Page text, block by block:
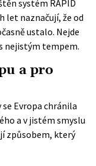
systém RAPID
let naznačují, že od
ustalo. Nejde
nejistým tempem.
a pro
Evropa chránila
a v jistém smyslu
způsobem, který